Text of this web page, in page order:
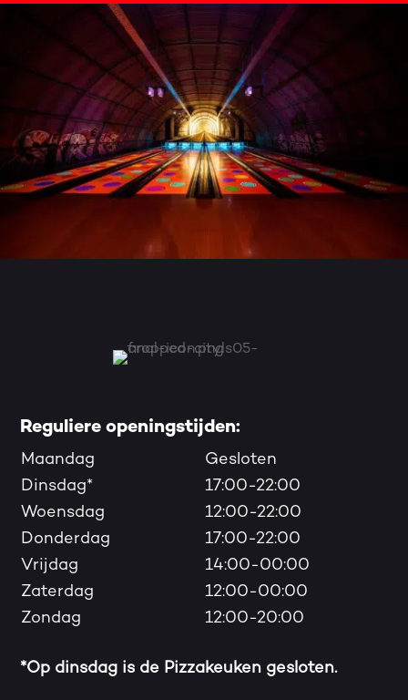
Reguliere openingstijden:
Maandag
Gesloten
Dinsdag*
17:00-22:00
Woensdag
12:00-22:00
Donderdag
17:00-22:00
Vrijdag
14:00-00:00
Zaterdag
12:00-00:00
Zondag
12:00-20:00
*Op dinsdag is de Pizzakeuken gesloten.